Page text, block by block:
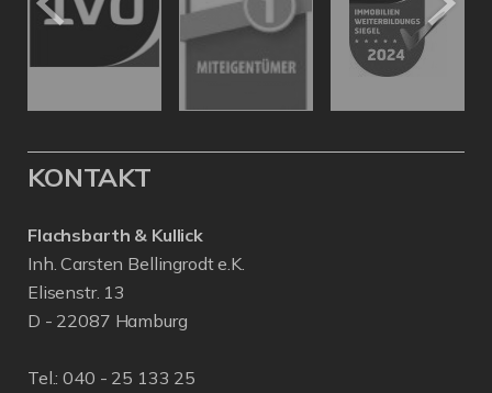
KONTAKT
Flachsbarth & Kullick
Inh. Carsten Bellingrodt e.K.
Elisenstr. 13
D - 22087 Hamburg
Tel.:040 - 25 133 25